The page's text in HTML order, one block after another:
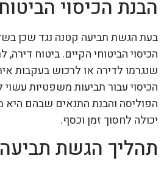
הבנת הכיסוי
בעת הגשת תביעה קטנה נגד שכן
הכיסוי הביטוחי הקיים. ביטוח דירה,
שנגרמו לדירה או לרכוש בעקבות
הכיסוי עבור תביעות משפטיות עשוי
הפוליסה והבנת התנאים שבהם היא
יכולה לחסוך זמן וכסף.
תהליך הגשת